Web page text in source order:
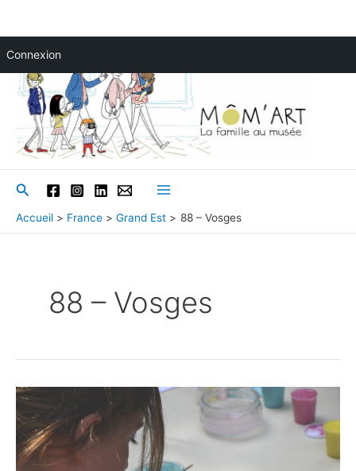
Connexion
contenu
Rechercher
Menu
Accueil France Grand Est 88 – Vosges
88 – Vosges